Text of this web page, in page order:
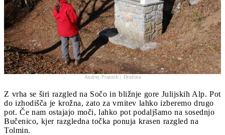
Andrej Praznik | Družina
Z vrha se širi razgled na Sočo in bližnje gore Julijskih Alp. Pot
do izhodišča je krožna, zato za vrnitev lahko izberemo drugo
pot. Če nam ostajajo moči, lahko pot podaljšamo na sosednjo
Bučenico, kjer razgledna točka ponuja krasen razgled na
Tolmin.